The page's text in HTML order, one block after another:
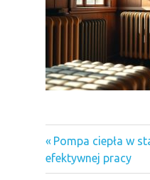
Nawigacja
wpisu
Previous
Post:
Pompa ciepła w
efektywnej pracy